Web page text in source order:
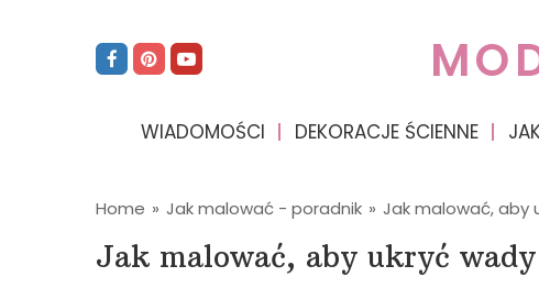
WIADOMOŚCI DEKORACJE ŚCIENNE
Home » Jak malować - poradnik » Jak malować, aby
Jak malować, aby ukryć